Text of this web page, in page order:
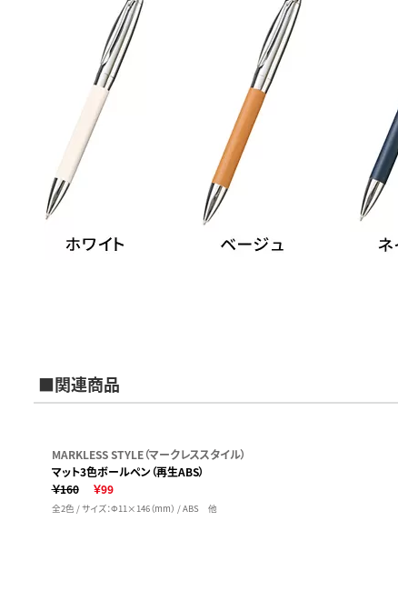
■関連商品
MARKLESS STYLE（マークレススタイル）
マット3色ボールペン（再生ABS）
￥160
￥99
全2色 / サイズ：Φ11×146（mm） / ABS 他